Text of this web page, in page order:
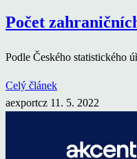
Počet
Podle Českého statistického
Celý článek
aexportcz 11. 5. 2022